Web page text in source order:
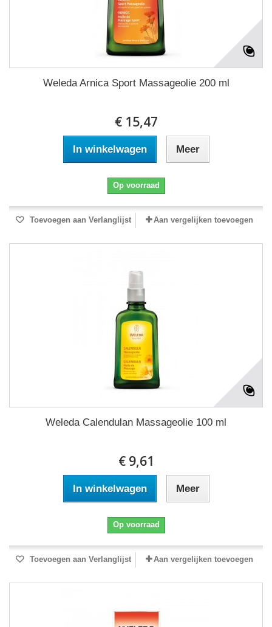
Weleda Arnica Sport Massageolie 200 ml
€ 15,47
In winkelwagen Meer
Op voorraad
Toevoegen aan Verlanglijst Aan vergelijken toevoegen
Weleda Calendulan Massageolie 100 ml
€ 9,61
In winkelwagen Meer
Op voorraad
Toevoegen aan Verlanglijst Aan vergelijken toevoegen